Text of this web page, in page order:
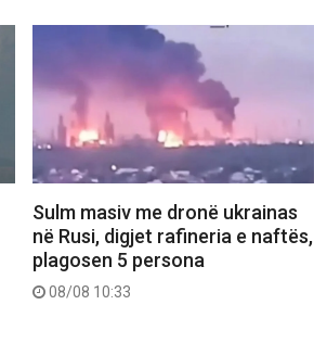
Sulm masiv me dronë ukrainas
në Rusi, digjet rafineria e naftës,
plagosen 5 persona
08/08 10:33